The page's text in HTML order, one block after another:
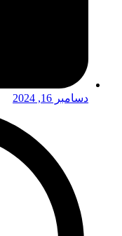
دسامبر 16, 2024